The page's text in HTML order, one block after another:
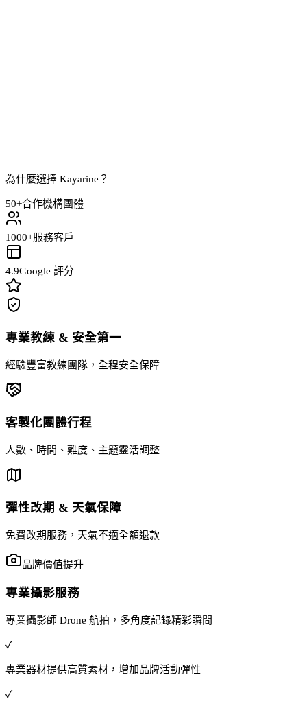
為什麼選擇 Kayarine？
50+合作機構團體
1000+服務客戶
4.9Google 評分
專業教練 & 安全第一
經驗豐富教練團隊，全程安全保障
客製化團體行程
人數、時間、難度、主題靈活調整
彈性改期 & 天氣保障
免費改期服務，天氣不適全額退款
品牌價值提升
專業攝影服務
專業攝影師 Drone 航拍，多角度記錄精彩瞬間
✓
專業器材提供高質素材，增加品牌活動彈性
✓